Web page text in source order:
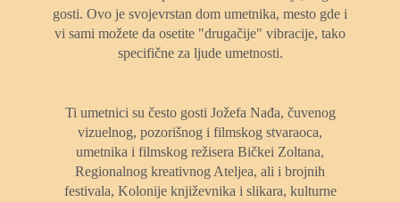
gosti. Ovo je svojevrstan dom umetnika, mesto gde i
vi sami možete da osetite "drugačije" vibracije, tako
specifične za ljude umetnosti.
Ti umetnici su često gosti Jožefa Nađa, čuvenog
vizuelnog, pozorišnog i filmskog stvaraoca,
umetnika i filmskog režisera Bičkei Zoltana,
Regionalnog kreativnog Ateljea, ali i brojnih
festivala, Kolonije književnika i slikara, kulturne